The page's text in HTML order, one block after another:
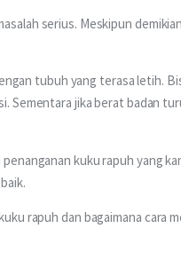
serius. Meskipun
tubuh yang terasa letih.
Sementara jika berat badan
kuku rapuh yang
rapuh dan bagaimana cara